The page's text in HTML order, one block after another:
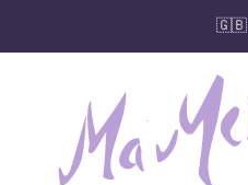
🇬🇧